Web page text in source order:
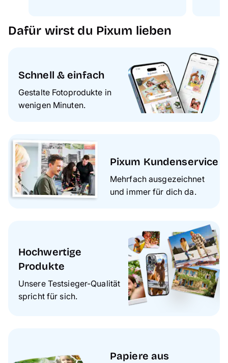
Dafür wirst du Pixum lieben
Schnell & einfach
Gestalte Fotoprodukte in
wenigen Minuten.
Pixum Kundenservice
Mehrfach ausgezeichnet
und immer für dich da.
Hochwertige
Produkte
Unsere Testsieger-Qualität
spricht für sich.
Papiere aus